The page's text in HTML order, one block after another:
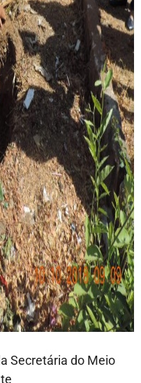
Secretária do Meio